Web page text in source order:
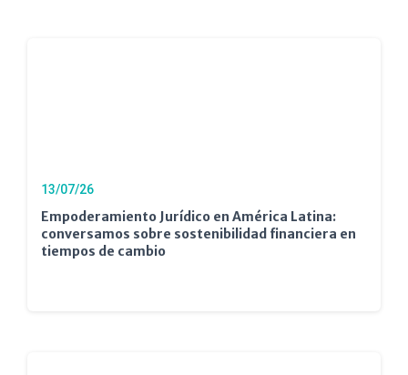
13/07/26
Empoderamiento Jurídico en América Latina:
conversamos sobre sostenibilidad financiera en
tiempos de cambio